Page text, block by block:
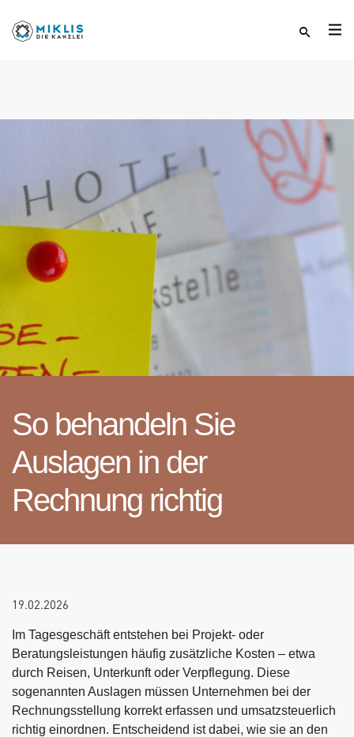
So behandeln Sie
Auslagen in der
Rechnung richtig
19.02.2026
Im Tagesgeschäft entstehen bei Projekt- oder
Beratungsleistungen häufig zusätzliche Kosten – etwa
durch Reisen, Unterkunft oder Verpflegung. Diese
sogenannten Auslagen müssen Unternehmen bei der
Rechnungsstellung korrekt erfassen und umsatzsteuerlich
richtig einordnen. Entscheidend ist dabei, wie sie an den